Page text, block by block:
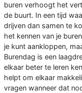
buren verhoogt het
de buurt. In een tijd
drijven dan samen te
het kennen van je
je kunt aankloppen,
Burendag is een
elkaar beter te leren
helpt om elkaar
vragen wanneer dat